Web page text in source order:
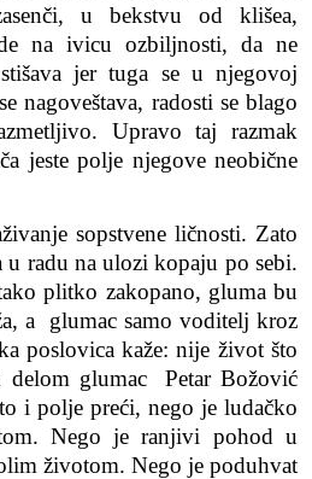
u bekstvu od klišea,
na ivicu ozbiljnosti, da ne
jer tuga se u njegovoj
nagoveštava, radosti se blago
Upravo taj razmak
jeste polje njegove neobične
sopstvene ličnosti. Zato
u radu na ulozi kopaju po sebi.
plitko zakopano, gluma bu
a glumac samo voditelj kroz
poslovica kaže: nije život što
glumac
Petar Božović
i polje preći, nego je ludačko
Nego je ranjivi pohod u
životom. Nego je poduhvat